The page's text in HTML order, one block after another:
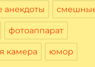
фотоаппарат
камера юмор